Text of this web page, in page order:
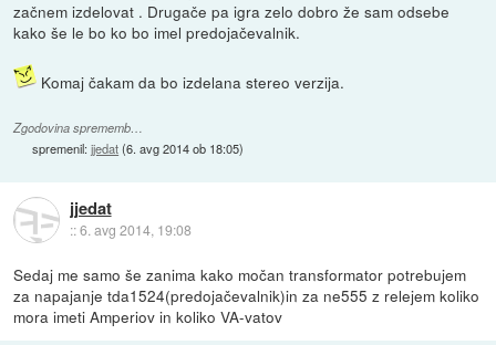
začnem izdelovat . Drugače pa igra zelo dobro že sam odsebe
kako še le bo ko bo imel predojačevalnik.
Komaj čakam da bo izdelana stereo verzija.
Zgodovina sprememb…
spremenil:jjedat(6. avg 2014 ob 18:05)
jjedat
::6. avg 2014, 19:08
Sedaj me samo še zanima kako močan transformator potrebujem
za napajanje tda1524(predojačevalnik)in za ne555 z relejem koliko
mora imeti Amperiov in koliko VA-vatov